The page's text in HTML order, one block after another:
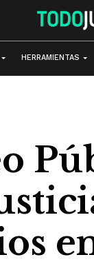
HERRAMIENTAS